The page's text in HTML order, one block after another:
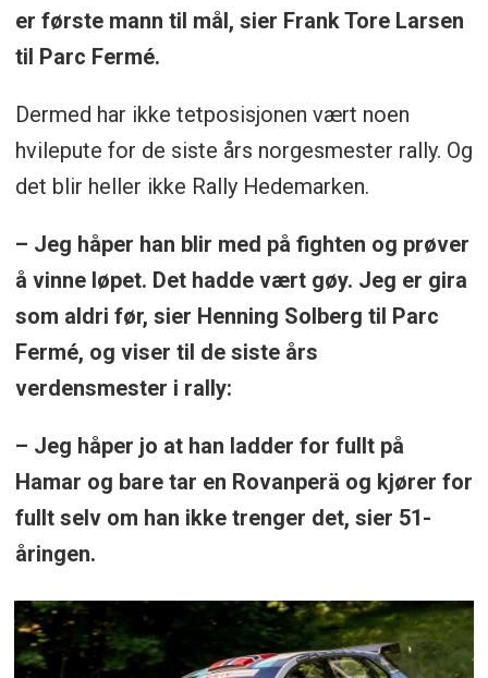
er første mann til mål, sier Frank Tore Larsen
til Parc Fermé.
Dermed har ikke tetposisjonen vært noen
hvilepute for de siste års norgesmester rally. Og
det blir heller ikke Rally Hedemarken.
– Jeg håper han blir med på fighten og prøver
å vinne løpet. Det hadde vært gøy. Jeg er gira
som aldri før, sier Henning Solberg til Parc
Fermé, og viser til de siste års
verdensmester i rally:
– Jeg håper jo at han ladder for fullt på
Hamar og bare tar en Rovanperä og kjører for
fullt selv om han ikke trenger det, sier 51-
åringen.